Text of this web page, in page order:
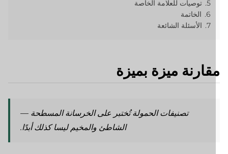
توصيات للعلامة الخاصة
الخاتمة
الأسئلة الشائعة
ميزة بميزة
تصنيفات الحمولة تُختبر على الخرسانة المسطحة —
الشاطئ والمخيم ليسا كذلك أبدًا.